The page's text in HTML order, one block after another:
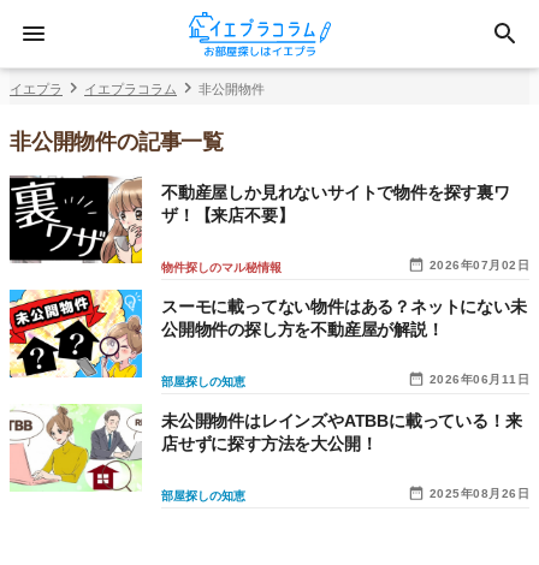
イエプラ イエプラコラム 非公開物件
非公開物件の記事一覧
2026年07月02日
物件探しのマル秘情報
不動産屋しか見れないサイトで物件を探す裏ワ
ザ！【来店不要】
2026年06月11日
部屋探しの知恵
スーモに載ってない物件はある？ネットにない未
公開物件の探し方を不動産屋が解説！
2025年08月26日
部屋探しの知恵
未公開物件はレインズやATBBに載っている！来
店せずに探す方法を大公開！